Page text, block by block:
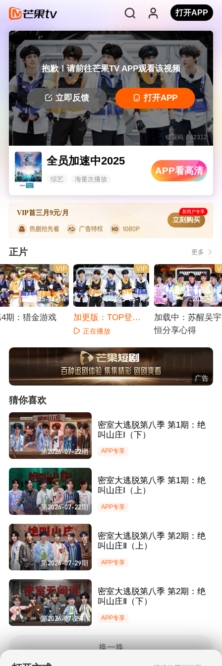
打开APP
抱歉！请前往芒果TV APP观看该视频
立即反馈 打开APP
错误码: 042312
全员加速中2025
综艺 海量次播放
APP看高清
VIP首三月9元/月 新用户专享
立刻购买
正片 更多
2025-06-14
VIP
期：猎金游戏
2025-06-15
VIP
加更版：TOP登陆
少年组合协作
正在播放
2025-06-
加载中：苏醒吴宇
恒分享心得
广告
猜你喜欢
第2026-07-22期
密室大逃脱第八季 第1期：绝
叫山庄Ⅰ（下）
APP专享
第2026-07-22期
密室大逃脱第八季 第1期：绝
叫山庄Ⅰ（上）
APP专享
第2026-07-29期
密室大逃脱第八季 第2期：绝
叫山庄Ⅱ（上）
APP专享
第2026-07-29期
密室大逃脱第八季 第2期：绝
叫山庄Ⅱ（下）
APP专享
换一换